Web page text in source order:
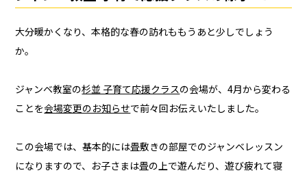
大分暖かくなり、本格的な春の訪れももうあと少しでしょう
か。
ジャンベ教室の杉並 子育て応援クラスの会場が、4月から変わる
ことを会場変更のお知らせで前々回お伝えいたしました。
この会場では、基本的には畳敷きの部屋でのジャンベレッスン
になりますので、お子さまは畳の上で遊んだり、遊び疲れて寝